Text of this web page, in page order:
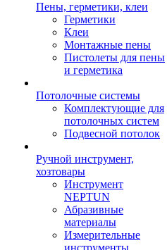
Пены, герметики, клеи
Герметики
Клеи
Монтажные пены
Пистолеты для пены
и герметика
Потолочные системы
Комплектующие для
потолочных систем
Подвесной потолок
Ручной инструмент,
хозтовары
Инструмент
NEPTUN
Абразивные
материалы
Измерительные